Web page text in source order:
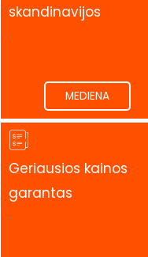
skandinavijos
.
MEDIENA
Geriausios kainos
garantas
.